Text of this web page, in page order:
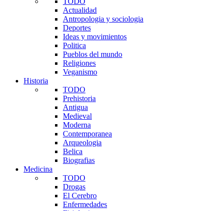
Actualidad
Antropologia y sociologia
Deportes
Ideas y movimientos
Politica
Pueblos del mundo
Religiones
Veganismo
Historia
TODO
Prehistoria
Antigua
Medieval
Moderna
Contemporanea
Arqueologia
Belica
Biografias
Medicina
TODO
Drogas
El Cerebro
Enfermedades